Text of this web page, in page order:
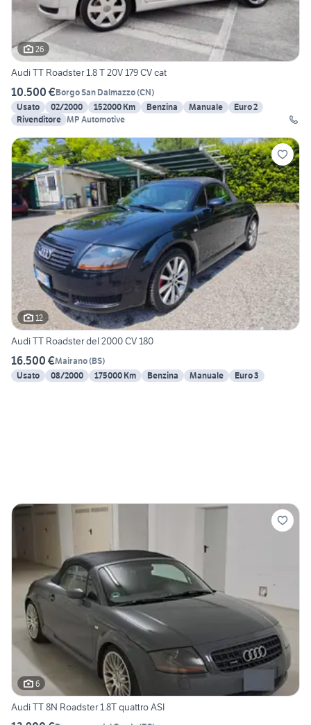
26
Audi TT Roadster 1.8 T 20V 179 CV cat
10.500 €Borgo San Dalmazzo(CN)
Usato
02/2000 152000 Km Benzina Manuale
Euro 2
Rivenditore MP Automotive
12
Audi TT Roadster del 2000 CV 180
16.500 €Mairano(BS)
Usato
08/2000 175000 Km Benzina Manuale Euro 3
6
Audi TT 8N Roadster 1.8T quattro ASI